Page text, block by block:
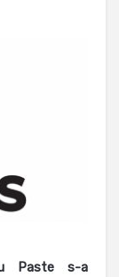
Paste s-a